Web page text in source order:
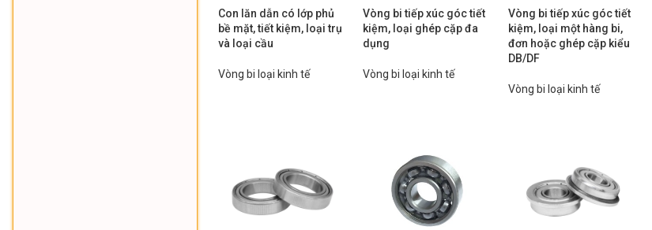
Con lăn dẫn có lớp phủ
bề mặt, tiết kiệm, loại trụ
và loại cầu
Vòng bi loại kinh tế
Vòng bi tiếp xúc góc tiết
kiệm, loại ghép cặp đa
dụng
Vòng bi loại kinh tế
Vòng bi tiếp xúc góc tiết
kiệm, loại một hàng bi,
đơn hoặc ghép cặp kiểu
DB/DF
Vòng bi loại kinh tế